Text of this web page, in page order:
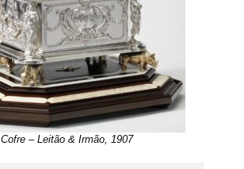
Cofre – Leitão & Irmão, 1907